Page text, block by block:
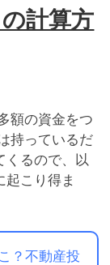
計算方
額の資金をつ
持っているだ
くるので、以
起こり得ま
？不動産投